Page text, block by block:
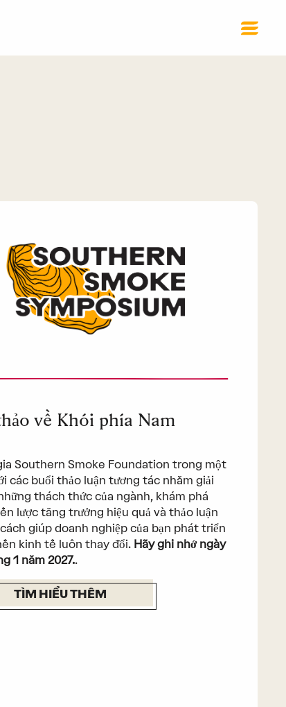
về Khói phía Nam
Southern Smoke Foundation trong một
các buổi thảo luận tương tác nhằm giải
thách thức của ngành, khám phá
lược tăng trưởng hiệu quả và thảo luận
giúp doanh nghiệp của bạn phát triển
kinh tế luôn thay đổi. Hãy ghi nhớ ngày
1 năm 2027..
TÌM HIỂU THÊM